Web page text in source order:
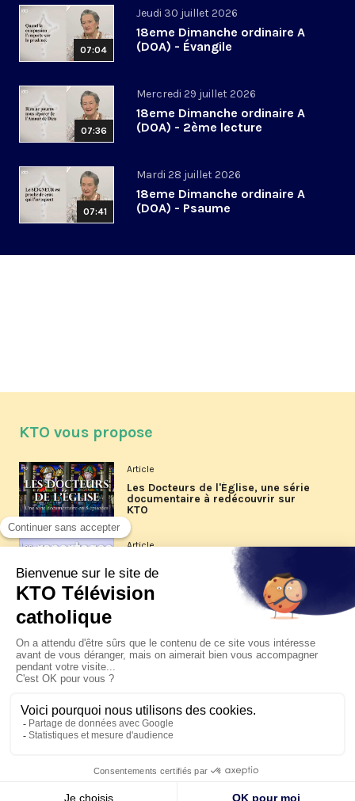
07:04
Jeudi 30 juillet 2026
18eme Dimanche ordinaire A
(DOA) - Évangile
07:36
Mercredi 29 juillet 2026
18eme Dimanche ordinaire A
(DOA) - 2ème lecture
07:41
Mardi 28 juillet 2026
18eme Dimanche ordinaire A
(DOA) - Psaume
KTO vous propose
Article
Les Docteurs de l'Église, une série
documentaire à redécouvrir sur
KTO
Article
Les reportages d'été 2026 de KTO
La visite pastorale du pape Léon
XIV à Assise à suivre sur KTO le
jeudi 6 août
Le pape en Uruguay, Argentine et
Pérou du 6 au 17 novembre 2026